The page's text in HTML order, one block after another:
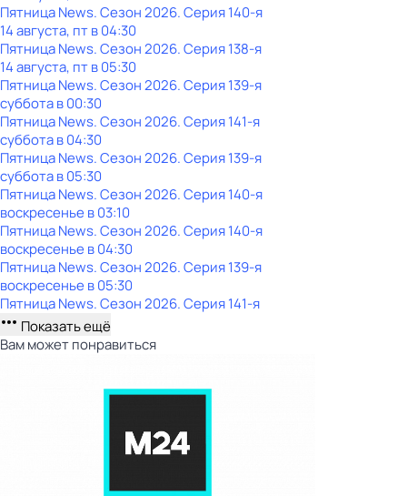
Пятница News. Сезон 2026. Серия 140-я
14 августа, пт в 04:30
Пятница News. Сезон 2026. Серия 138-я
14 августа, пт в 05:30
Пятница News. Сезон 2026. Серия 139-я
субботав00:30
Пятница News. Сезон 2026. Серия 141-я
субботав04:30
Пятница News. Сезон 2026. Серия 139-я
субботав05:30
Пятница News. Сезон 2026. Серия 140-я
воскресенье в03:10
Пятница News. Сезон 2026. Серия 140-я
воскресенье в04:30
Пятница News. Сезон 2026. Серия 139-я
воскресенье в05:30
Пятница News. Сезон 2026. Серия 141-я
Показать ещё
Вам может понравиться